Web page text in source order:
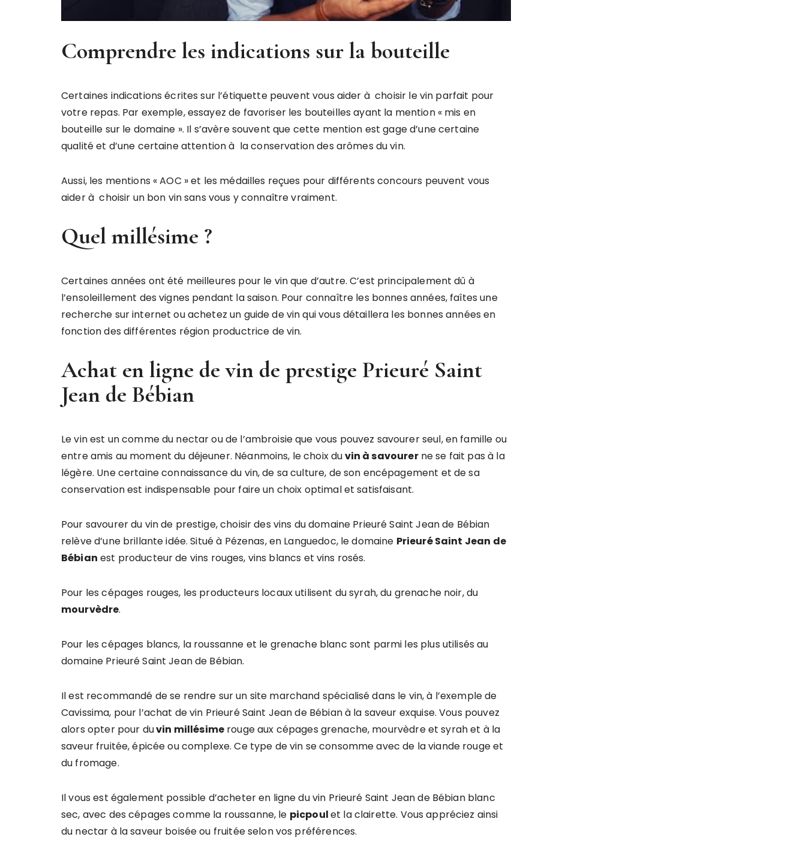
Comprendre les indications sur la bouteille
Certaines indications écrites sur l’étiquette peuvent vous aider à choisir le vin parfait pour
votre repas. Par exemple, essayez de favoriser les bouteilles ayant la mention « mis en
bouteille sur le domaine ». Il s’avère souvent que cette mention est gage d’une certaine
qualité et d’une certaine attention à la conservation des arômes du vin.
Aussi, les mentions « AOC » et les médailles reçues pour différents concours peuvent vous
aider à choisir un bon vin sans vous y connaître vraiment.
Quel millésime ?
Certaines années ont été meilleures pour le vin que d’autre. C’est principalement dû à
l’ensoleillement des vignes pendant la saison. Pour connaître les bonnes années, faîtes une
recherche sur internet ou achetez un guide de vin qui vous détaillera les bonnes années en
fonction des différentes région productrice de vin.
Achat en ligne de vin de prestige Prieuré Saint
Jean de Bébian
Le vin est un comme du nectar ou de l’ambroisie que vous pouvez savourer seul, en famille ou
entre amis au moment du déjeuner. Néanmoins, le choix duvin à savourerne se fait pas à la
légère. Une certaine connaissance du vin, de sa culture, de son encépagement et de sa
conservation est indispensable pour faire un choix optimal et satisfaisant.
Pour savourer du vin de prestige, choisir des vins du domaine Prieuré Saint Jean de Bébian
relève d’une brillante idée. Situé à Pézenas, en Languedoc, le domaine Prieuré Saint Jean de
Bébian est producteur de vins rouges, vins blancs et vins rosés.
Pour les cépages rouges, les producteurs locaux utilisent du syrah, du grenache noir, du
mourvèdre.
Pour les cépages blancs, la roussanne et le grenache blanc sont parmi les plus utilisés au
domaine Prieuré Saint Jean de Bébian.
Il est recommandé de se rendre sur un site marchand spécialisé dans le vin, à l’exemple de
Cavissima, pour l’achat de vin Prieuré Saint Jean de Bébian à la saveur exquise. Vous pouvez
alors opter pour duvin millésimerouge aux cépages grenache, mourvèdre et syrah et à la
saveur fruitée, épicée ou complexe. Ce type de vin se consomme avec de la viande rouge et
du fromage.
Il vous est également possible d’acheter en ligne du vin Prieuré Saint Jean de Bébian blanc
sec, avec des cépages comme la roussanne, le picpoulet la clairette. Vous appréciez ainsi
du nectar à la saveur boisée ou fruitée selon vos préférences.